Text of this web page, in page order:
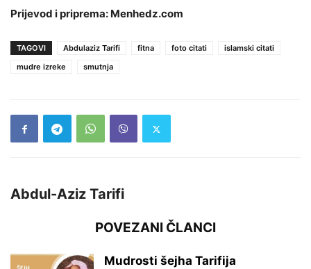
Prijevod i priprema: Menhedz.com
TAGOVI Abdulaziz Tarifi fitna foto citati
islamski citati
mudre izreke
smutnja
Abdul-Aziz Tarifi
POVEZANI ČLANCI
Mudrosti šejha Tarifija